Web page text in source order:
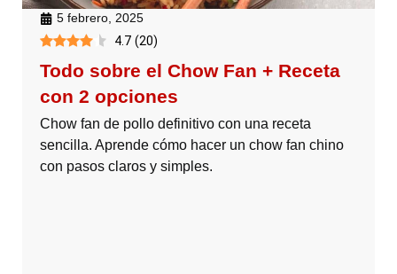
5 febrero, 2025
4.7 (20)
Todo sobre el Chow Fan + Receta
con 2 opciones
Chow fan de pollo definitivo con una receta
sencilla. Aprende cómo hacer un chow fan chino
con pasos claros y simples.